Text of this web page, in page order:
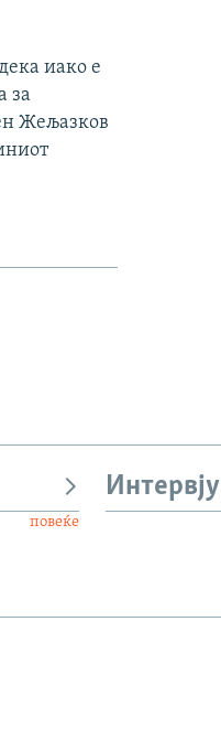
иако е
за
Жељазков
повеќе
Интервју